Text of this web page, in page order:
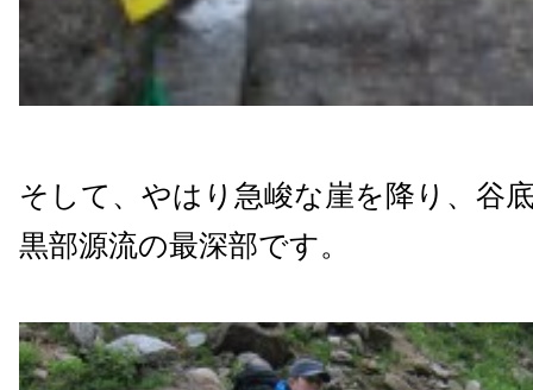
そして、やはり急峻な崖を降り、谷
黒部源流の最深部です。